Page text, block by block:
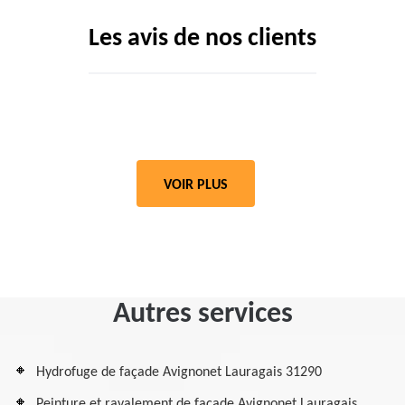
Les avis de nos clients
VOIR PLUS
Autres services
Hydrofuge de façade Avignonet Lauragais 31290